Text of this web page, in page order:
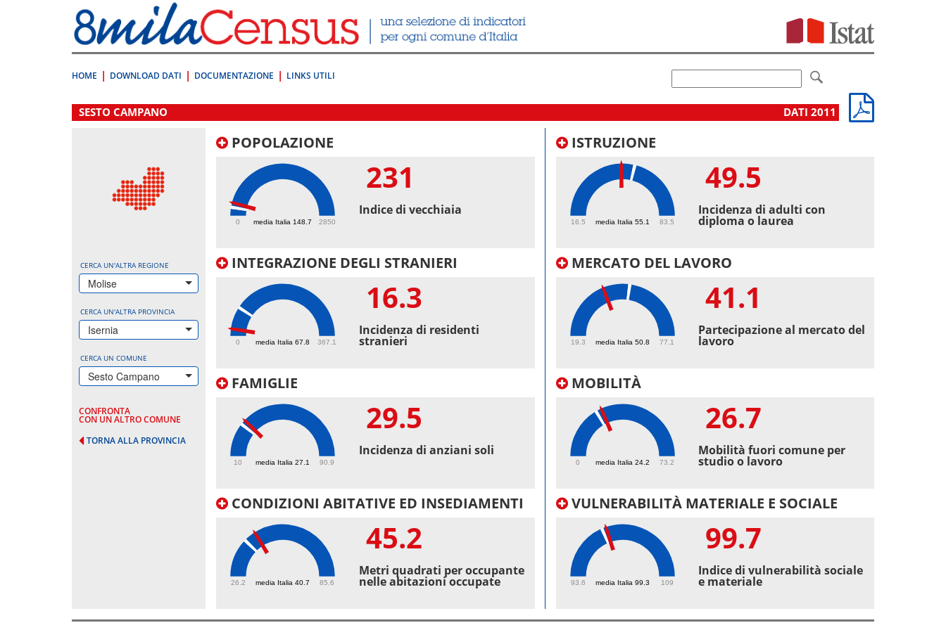
direttamente
a:
Contenuto
HOME DOWNLOAD DATI DOCUMENTAZIONE LINKS UTILI
.
SESTO CAMPANO DATI 2011
CERCA UN'ALTRA REGIONE
Molise
CERCA UN'ALTRA PROVINCIA
Isernia
CERCA UN COMUNE
Sesto Campano
CONFRONTA
CON UN ALTRO COMUNE
TORNA ALLA PROVINCIA
POPOLAZIONE
media Italia 148.7
0 2850
231
Indice di vecchiaia
INTEGRAZIONE DEGLI STRANIERI
media Italia 67.8
0 367.1
16.3
Incidenza di residenti
stranieri
FAMIGLIE
media Italia 27.1
10 90.9
29.5
Incidenza di anziani soli
CONDIZIONI ABITATIVE ED INSEDIAMENTI
media Italia 40.7
26.2 85.6
45.2
Metri quadrati per occupante
nelle abitazioni occupate
ISTRUZIONE
media Italia 55.1
16.5 83.5
49.5
Incidenza di adulti con
diploma o laurea
MERCATO DEL LAVORO
media Italia 50.8
19.3 77.1
41.1
Partecipazione al mercato del
lavoro
MOBILITÀ
media Italia 24.2
0 73.2
26.7
Mobilità fuori comune per
studio o lavoro
VULNERABILITÀ MATERIALE E SOCIALE
media Italia 99.3
93.6 109
99.7
Indice di vulnerabilità sociale
e materiale